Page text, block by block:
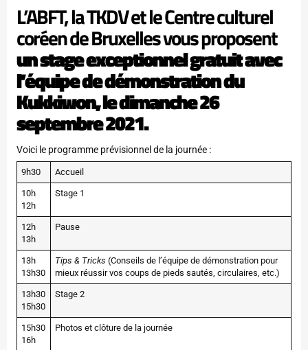
L’ABFT, la TKDV et le Centre culturel
coréen de Bruxelles vous proposent
un stage exceptionnel gratuit avec
l’équipe de démonstration du
Kukkiwon, le dimanche 26
septembre 2021.
Voici le programme prévisionnel de la journée :
9h30 Accueil
10h
12h
Stage 1
12h
13h
Pause
13h
13h30
Tips & Tricks(Conseils de l’équipe de démonstration pour
mieux réussir vos coups de pieds sautés, circulaires, etc.)
13h30
15h30
Stage 2
15h30
16h
Photos et clôture de la journée